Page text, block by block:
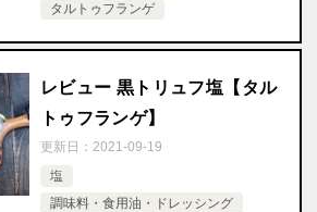
タルトゥフランゲ
レビュー 黒トリュフ塩【タル
トゥフランゲ】
更新日： 2021-09-19
塩
調味料・食用油・ドレッシング